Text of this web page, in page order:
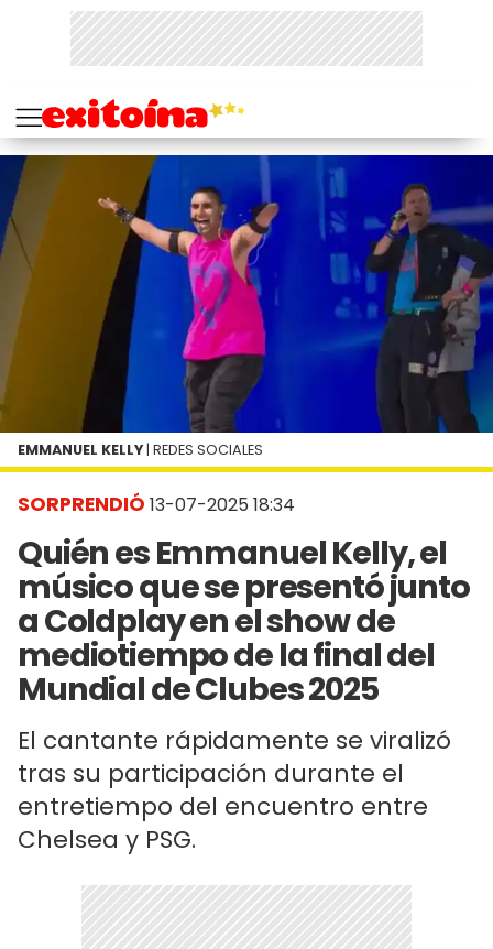
SORPRENDIÓ 13-07-2025 18:34
Quién es Emmanuel Kelly, el
músico que se presentó junto
a Coldplay en el show de
mediotiempo de la final del
Mundial de Clubes 2025
El cantante rápidamente se viralizó
tras su participación durante el
entretiempo del encuentro entre
Chelsea y PSG.
EMMANUEL KELLY| REDES SOCIALES